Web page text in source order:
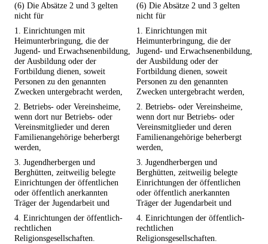
(6) Die Absätze 2 und 3 gelten
nicht für
(6) Die Absätze 2 und 3 gelten
nicht für
1. Einrichtungen mit
Heimunterbringung, die der
Jugend- und Erwachsenenbildung,
der Ausbildung oder der
Fortbildung dienen, soweit
Personen zu den genannten
Zwecken untergebracht werden,
1. Einrichtungen mit
Heimunterbringung, die der
Jugend- und Erwachsenenbildung,
der Ausbildung oder der
Fortbildung dienen, soweit
Personen zu den genannten
Zwecken untergebracht werden,
2. Betriebs- oder Vereinsheime,
wenn dort nur Betriebs- oder
Vereinsmitglieder und deren
Familienangehörige beherbergt
werden,
2. Betriebs- oder Vereinsheime,
wenn dort nur Betriebs- oder
Vereinsmitglieder und deren
Familienangehörige beherbergt
werden,
3. Jugendherbergen und
Berghütten, zeitweilig belegte
Einrichtungen der öffentlichen
oder öffentlich anerkannten
Träger der Jugendarbeit und
3. Jugendherbergen und
Berghütten, zeitweilig belegte
Einrichtungen der öffentlichen
oder öffentlich anerkannten
Träger der Jugendarbeit und
4. Einrichtungen der öffentlich-
rechtlichen
Religionsgesellschaften.
4. Einrichtungen der öffentlich-
rechtlichen
Religionsgesellschaften.